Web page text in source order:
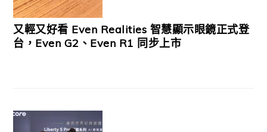
又輕又好看 Even Realities 智慧顯示眼鏡正式登
台，Even G2、Even R1 同步上市